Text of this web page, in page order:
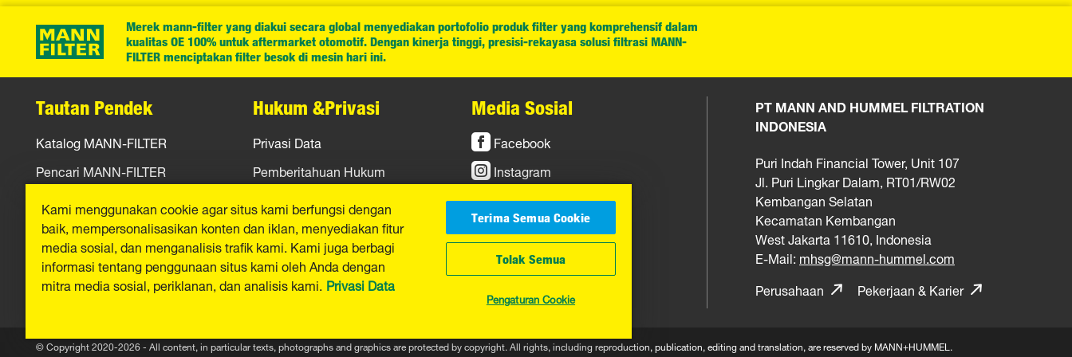
Merek mann-filter yang diakui secara global menyediakan portofolio produk filter yang komprehensif dalam
kualitas OE 100% untuk aftermarket otomotif. Dengan kinerja tinggi, presisi-rekayasa solusi filtrasi MANN-
FILTER menciptakan filter besok di mesin hari ini.
Tautan Pendek
Katalog MANN-FILTER
Pencari MANN-FILTER
Peras
Kontak
Hukum &Privasi
Privasi Data
Pemberitahuan Hukum
Jejak
Media Sosial
Facebook
Instagram
YouTube
PT MANN AND HUMMEL FILTRATION
INDONESIA
Puri Indah Financial Tower, Unit 107
Jl. Puri Lingkar Dalam, RT01/RW02
Kembangan Selatan
Kecamatan Kembangan
West Jakarta 11610, Indonesia
E-Mail: mhsg@mann-hummel.com
Perusahaan
Pekerjaan & Karier
© Copyright 2020-2026 - All content, in particular texts, photographs and graphics are protected by copyright. All rights, including reproduction, publication, editing and translation, are reserved by MANN+HUMMEL.
Kami menggunakan cookie agar situs kami berfungsi dengan
baik, mempersonalisasikan konten dan iklan, menyediakan fitur
media sosial, dan menganalisis trafik kami. Kami juga berbagi
informasi tentang penggunaan situs kami oleh Anda dengan
mitra media sosial, periklanan, dan analisis kami. Privasi Data
Terima Semua Cookie
Tolak Semua
Pengaturan Cookie